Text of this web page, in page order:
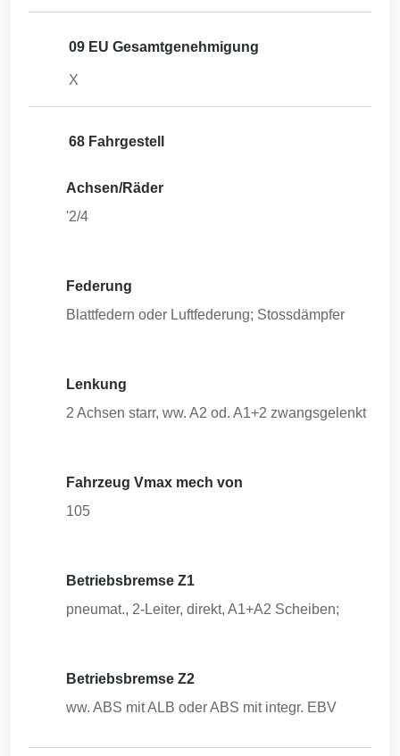
09 EU Gesamtgenehmigung
X
68 Fahrgestell
Achsen/Räder
'2/4
Federung
Blattfedern oder Luftfederung; Stossdämpfer
Lenkung
2 Achsen starr, ww. A2 od. A1+2 zwangsgelenkt
Fahrzeug Vmax mech von
105
Betriebsbremse Z1
pneumat., 2-Leiter, direkt, A1+A2 Scheiben;
Betriebsbremse Z2
ww. ABS mit ALB oder ABS mit integr. EBV